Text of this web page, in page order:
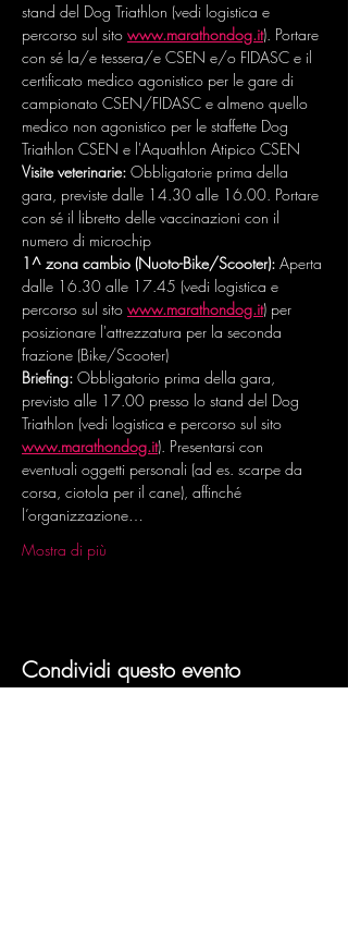
stand del Dog Triathlon (vedi logistica e
percorso sul sito www.marathondog.it). Portare
con sé la/e tessera/e CSEN e/o FIDASC e il
certificato medico agonistico per le gare di
campionato CSEN/FIDASC e almeno quello
medico non agonistico per le staffette Dog
Triathlon CSEN e l'Aquathlon Atipico CSEN
Visite veterinarie: Obbligatorie prima della
gara, previste dalle 14.30 alle 16.00. Portare
con sé il libretto delle vaccinazioni con il
numero di microchip
1^ zona cambio (Nuoto-Bike/Scooter): Aperta
dalle 16.30 alle 17.45 (vedi logistica e
percorso sul sito www.marathondog.it) per
posizionare l'attrezzatura per la seconda
frazione (Bike/Scooter)
Briefing: Obbligatorio prima della gara,
previsto alle 17.00 presso lo stand del Dog
Triathlon (vedi logistica e percorso sul sito
www.marathondog.it). Presentarsi con
eventuali oggetti personali (ad es. scarpe da
corsa, ciotola per il cane), affinché
l’organizzazione…
Mostra di più
Condividi questo evento